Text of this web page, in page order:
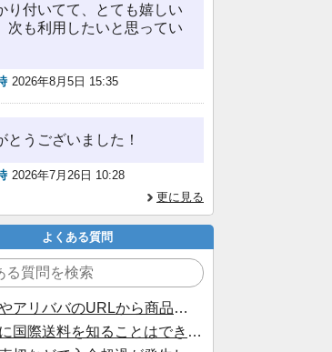
り付いてて、とても嬉しい
次も利用したいと思ってい
2026年8月5日 15:35
とうございました！
2026年7月26日 10:28
更に見る
よくある質問
淘宝やアリババのURLから商品を探すことはできますか？
事前に国際送料を知ることはできますか？